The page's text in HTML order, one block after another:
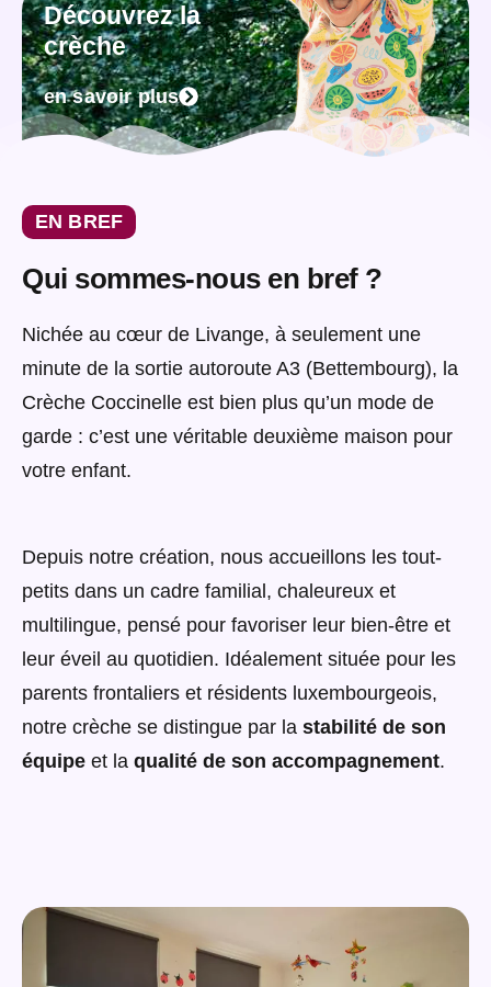
Découvrez la
crèche
en savoir plus
EN BREF
Qui sommes-nous en bref ?
Nichée au cœur de Livange, à seulement une
minute de la sortie autoroute A3 (Bettembourg), la
Crèche Coccinelle est bien plus qu’un mode de
garde : c’est une véritable deuxième maison pour
votre enfant.
Depuis notre création, nous accueillons les tout-
petits dans un cadre familial, chaleureux et
multilingue, pensé pour favoriser leur bien-être et
leur éveil au quotidien. Idéalement située pour les
parents frontaliers et résidents luxembourgeois,
notre crèche se distingue par la stabilité de son
équipe et la qualité de son accompagnement.